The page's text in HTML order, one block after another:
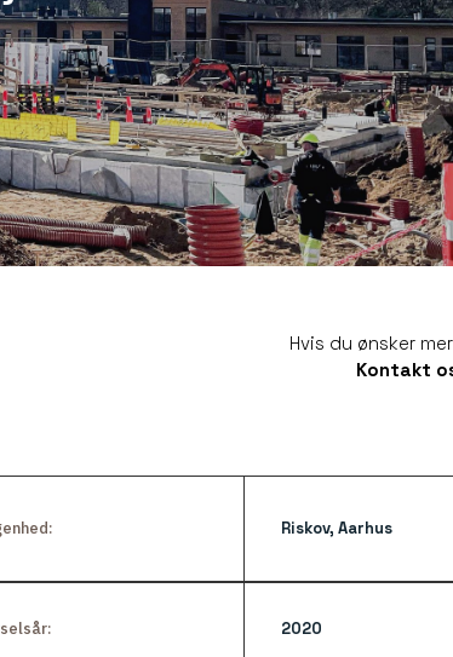
Hvis du ønsker
Kontakt
Riskov, Aarhus
2020